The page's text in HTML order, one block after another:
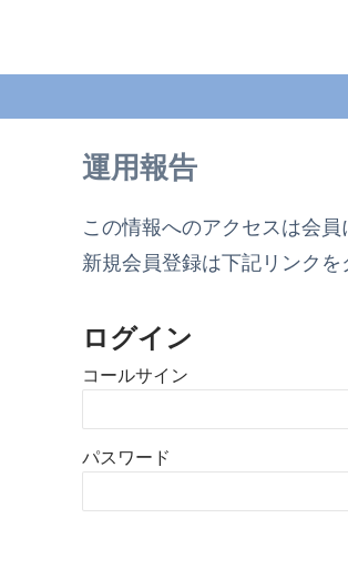
運用報告
この情報へのアクセスは会
新規会員登録は下記リンクを
ログイン
コールサイン
パスワード